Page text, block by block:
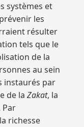
systèmes et
les
résulter
tels que le
de la
au sein
instaurés par
de la Zakat, la
Par
richesse